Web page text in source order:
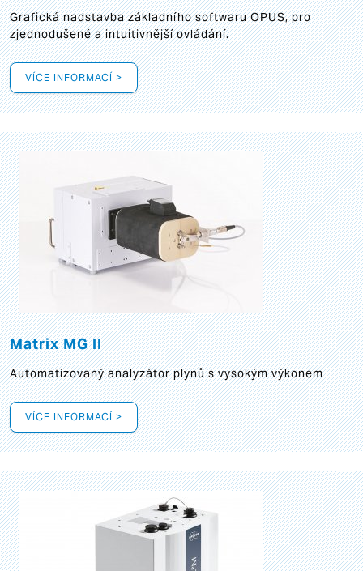
Grafickánadstavba základního softwaru OPUS, pro
zjednodušené a intuitivnější ovládání.
VÍCE INFORMACÍ >
Matrix MG II
Automatizovaný analyzátor plynů s vysokým výkonem
VÍCE INFORMACÍ >